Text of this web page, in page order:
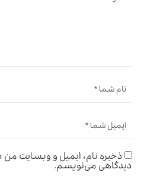
ذخیره نام، ایمیل و وبسایت من
دیدگاهی می‌نویسم.